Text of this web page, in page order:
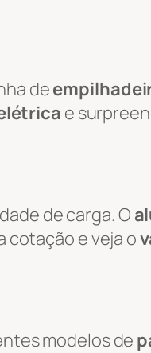
de
e
de carga. O
cotação e veja o
modelos de